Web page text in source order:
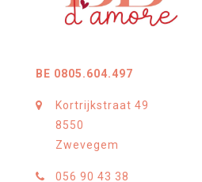
BE 0805.604.497
Kortrijkstraat 49
8550
Zwevegem
056 90 43 38